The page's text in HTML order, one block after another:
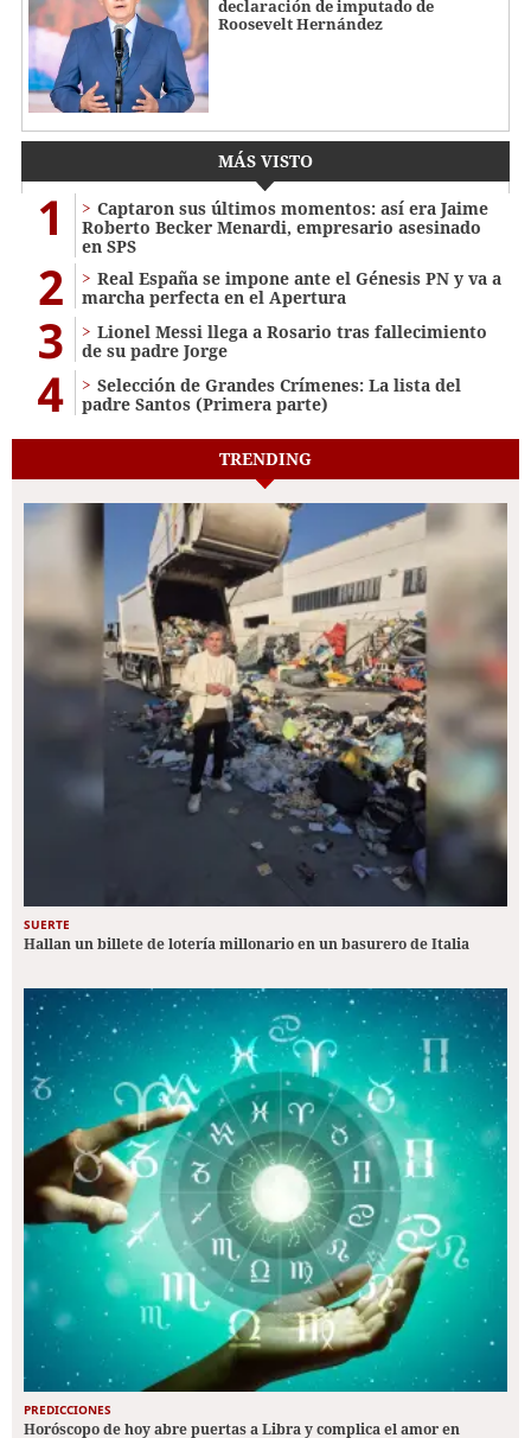
declaración de imputado de
Roosevelt Hernández
MÁS VISTO
1
Captaron sus últimos momentos: así era Jaime
Roberto Becker Menardi​​​, empresario asesinado
en SPS
2
Real España se impone ante el Génesis PN y va a
marcha perfecta en el Apertura
3
Lionel Messi llega a Rosario tras fallecimiento
de su padre Jorge
4
Selección de Grandes Crímenes: La lista del
padre Santos (Primera parte)
TRENDING
SUERTE
Hallan un billete de lotería millonario en un basurero de Italia
PREDICCIONES
Horóscopo de hoy abre puertas a Libra y complica el amor en